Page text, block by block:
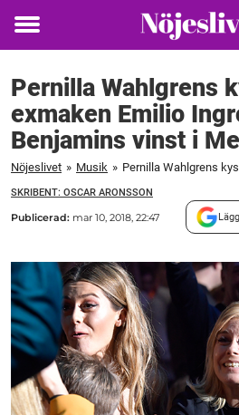
Toggle
Pernilla Wahlgrens
exmaken Emilio
Benjamins vinst i
Nöjeslivet » Musik »
SKRIBENT: OSCAR ARONSSON
Publicerad: mar 10, 2018, 22:47